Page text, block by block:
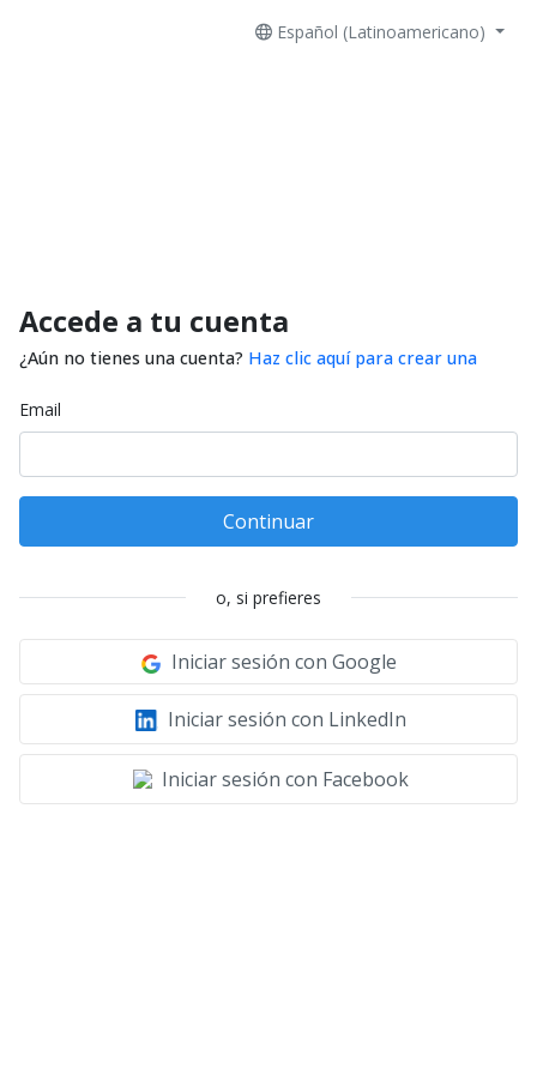
Español (Latinoamericano)
Accede a tu cuenta
¿Aún no tienes una cuenta? Haz clic aquí para crear una
Email
Continuar
o, si prefieres
Iniciar sesión con Google
Iniciar sesión con LinkedIn
Iniciar sesión con Facebook